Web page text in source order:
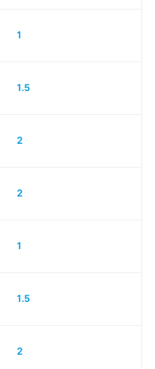
1
1.5
2
2
1
1.5
2